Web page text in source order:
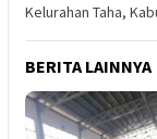
Kelurahan Taha,
BERITA LAINNYA